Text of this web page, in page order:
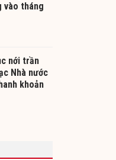
vào tháng
nới trần
Nhà nước
khoản